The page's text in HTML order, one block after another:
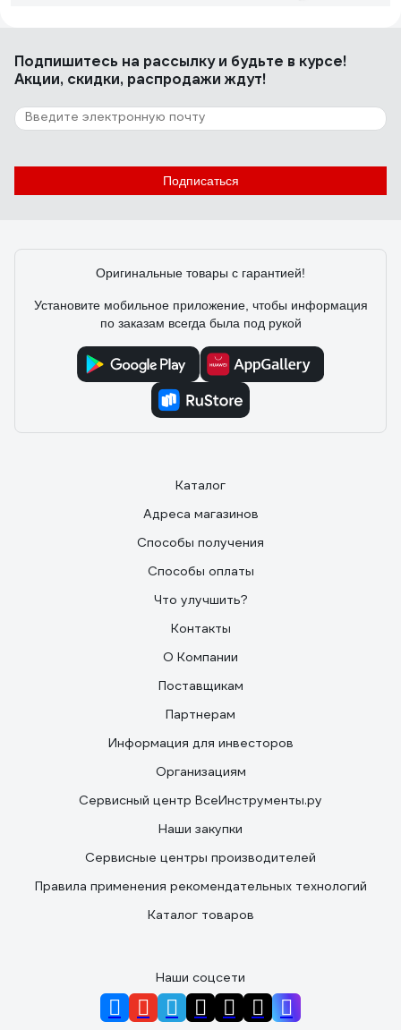
все
Подпишитесь на рассылкуи будьте в курсе!
Акции, скидки, распродажи ждут!
Подписаться
Оригинальные товары с гарантией!
Установите мобильное приложение, чтобы информация
по заказам всегда была под рукой
Каталог
Адреса магазинов
Способы получения
Способы оплаты
Что улучшить?
Контакты
О Компании
Поставщикам
Партнерам
Информация для инвесторов
Организациям
Сервисный центр ВсеИнструменты.ру
Наши закупки
Сервисные центры производителей
Правила применения рекомендательных технологий
Каталог товаров
Наши соцсети